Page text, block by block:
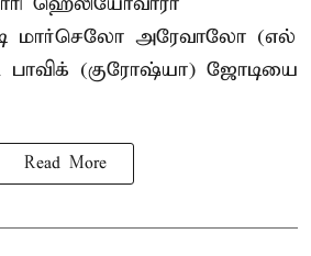
மார்செலோ அரேவாலோ (எல்
பாவிக் (குரோஷ்யா) ஜோடியை
Read More